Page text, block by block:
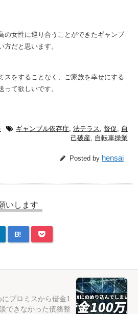
の女性に巡り合うことができたギャンブ
方だと思います。
スをすることなく、ご家族を幸せにする
って欲しいです。
ギャンブル依存症, 法テラス, 督促, 自
己破産, 自転車操業
Posted by hensai
いします
B!
プロミスから借金1
できなかった債務整